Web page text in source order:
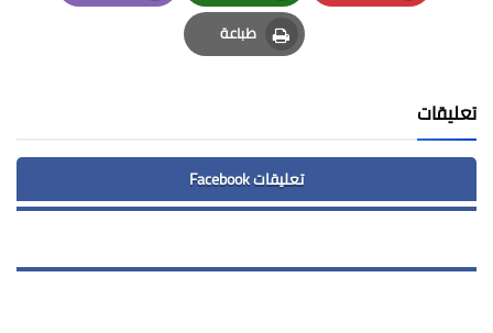
Pinterest
Whatsapp
Email
طباعة
Print
تعليقات
تعليقات Facebook